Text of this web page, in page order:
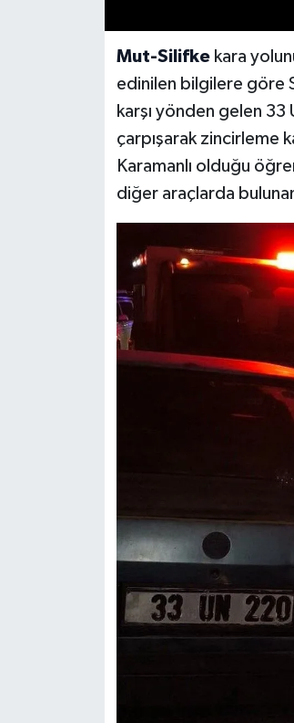
Mut-Silifkekara
edinilen bilgilere göre
karşı yönden gelen
çarpışarak zincirleme
Karamanlı olduğu
diğer araçlarda